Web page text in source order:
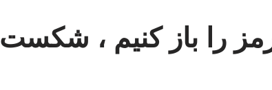
را باز کنیم ، شکست